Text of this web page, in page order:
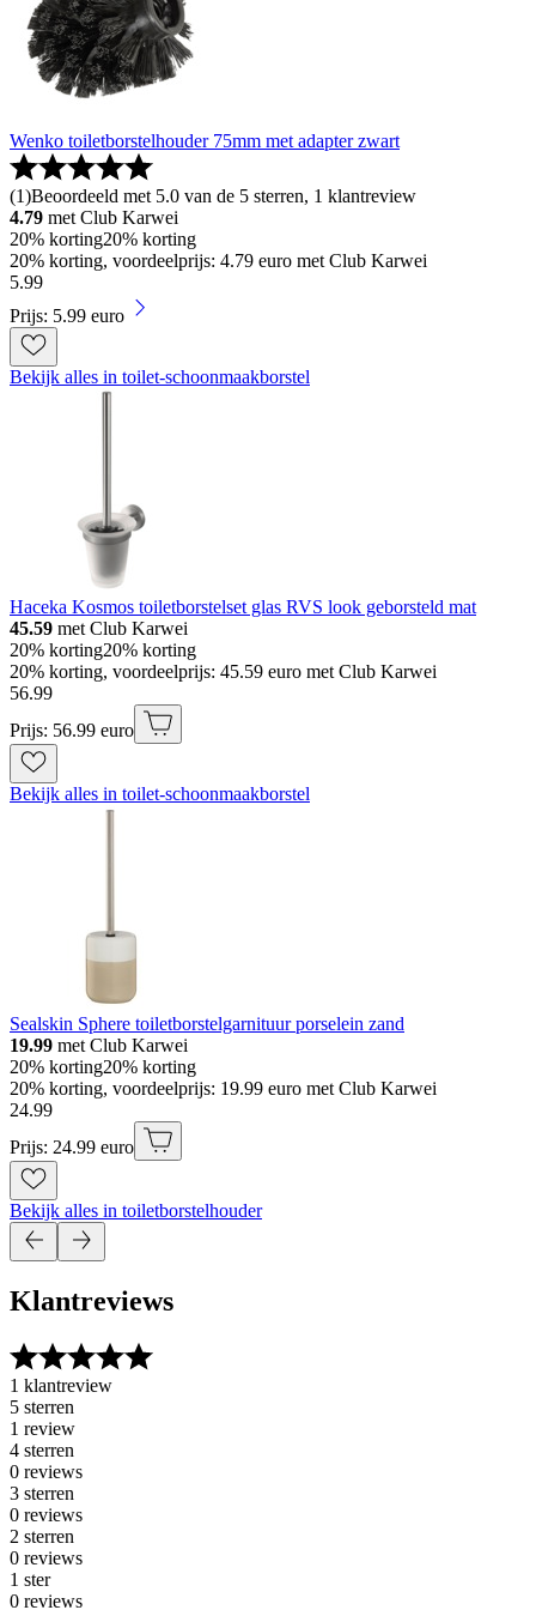
Wenko toiletborstelhouder 75mm met adapter zwart
(1)Beoordeeld met 5.0 van de 5 sterren, 1 klantreview
4.79 met Club Karwei
20% korting20% korting
20% korting, voordeelprijs: 4.79 euro met Club Karwei
5.99
Prijs: 5.99 euro
Bekijk alles in toilet-schoonmaakborstel
Haceka Kosmos toiletborstelset glas RVS look geborsteld mat
45.59 met Club Karwei
20% korting20% korting
20% korting, voordeelprijs: 45.59 euro met Club Karwei
56.99
Prijs: 56.99 euro
Bekijk alles in toilet-schoonmaakborstel
Sealskin Sphere toiletborstelgarnituur porselein zand
19.99 met Club Karwei
20% korting20% korting
20% korting, voordeelprijs: 19.99 euro met Club Karwei
24.99
Prijs: 24.99 euro
Bekijk alles in toiletborstelhouder
Klantreviews
1 klantreview
5 sterren
1 review
4 sterren
0 reviews
3 sterren
0 reviews
2 sterren
0 reviews
1 ster
0 reviews